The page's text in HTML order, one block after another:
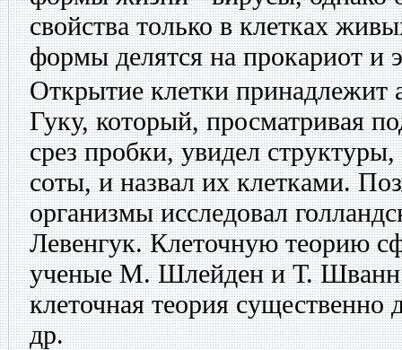
свойства только в клетках
формы делятся на прокариот и
Открытие клетки принадлежит
Гуку, который, просматривая
срез пробки, увидел
соты, и назвал их клетками.
организмы исследовал
Левенгук. Клеточную теорию
ученые М. Шлейден и Т. Шванн
клеточная теория
др.